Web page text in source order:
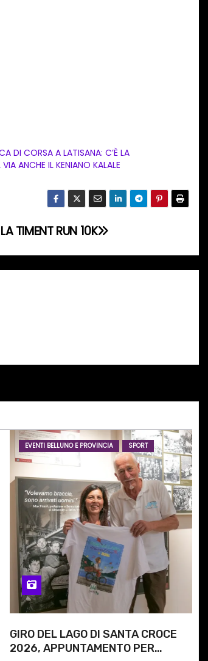
DI CORSA A LATISANA: C’È LA
ANCHE IL KENIANO KALALE
TIMENT RUN 10K
EVENTI BELLUNO E PROVINCIA SPORT
GIRO DEL LAGO DI SANTA CROCE
2026, APPUNTAMENTO PER